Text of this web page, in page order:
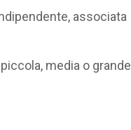
associata
media o grande